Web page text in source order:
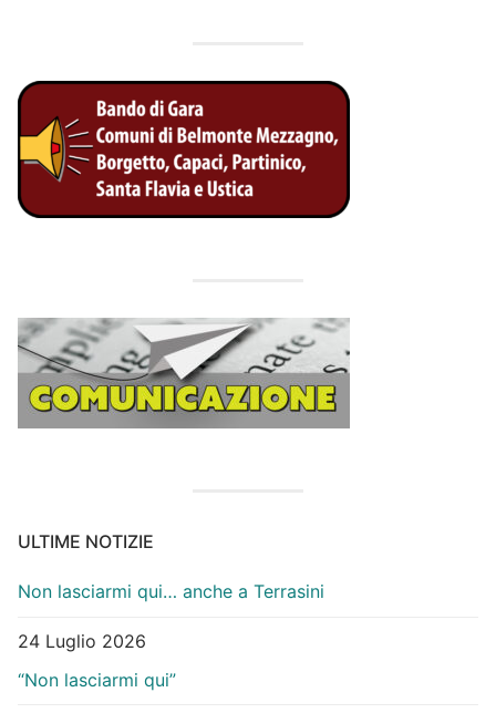
ULTIME NOTIZIE
Non lasciarmi qui… anche a Terrasini
24 Luglio 2026
“Non lasciarmi qui”